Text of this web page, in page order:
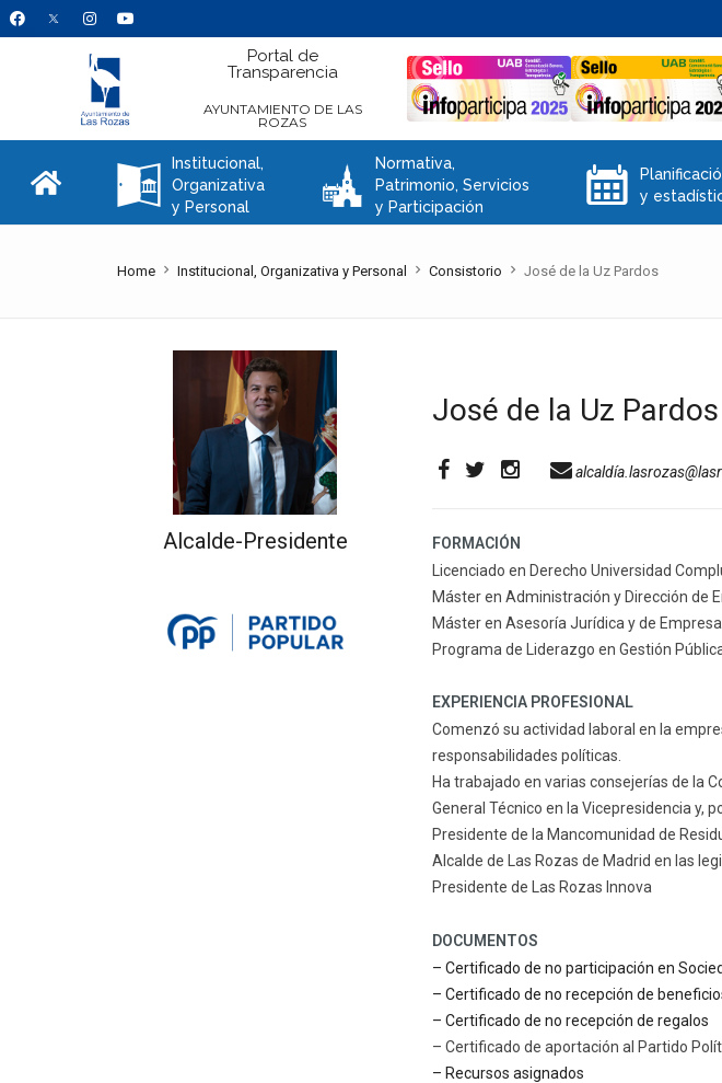
Portal de
Transparencia
AYUNTAMIENTO DE LAS
ROZAS
A
Institucional,
Organizativa
y Personal
C
Normativa,
Patrimonio, Servicios
y Participación
E
y
Home Institucional, Organizativa y Personal Consistorio José de la Uz Pardos
Alcalde-Presidente
José de la Uz Pardos
FORMACIÓN
Licenciado en Derecho Universidad
Máster en Administración y Dirección de
Máster en Asesoría Jurídica y de
Programa de Liderazgo en Gestión
EXPERIENCIA PROFESIONAL
Comenzó su actividad laboral en la
responsabilidades políticas.
Ha trabajado en varias consejerías de la
General Técnico en la Vicepresidencia y,
Presidente de la Mancomunidad de
Alcalde de Las Rozas de Madrid en las
Presidente de Las Rozas Innova
DOCUMENTOS
– Certificado de no participación en
– Certificado de no recepción de
– Certificado de no recepción de regalos
– Certificado de aportación al Partido
– Recursos asignados